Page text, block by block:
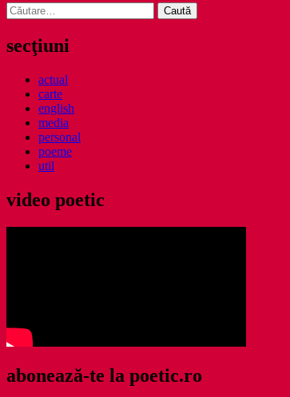
Caută
după:
secţiuni
actual
carte
english
media
personal
poeme
util
video poetic
abonează-te la poetic.ro